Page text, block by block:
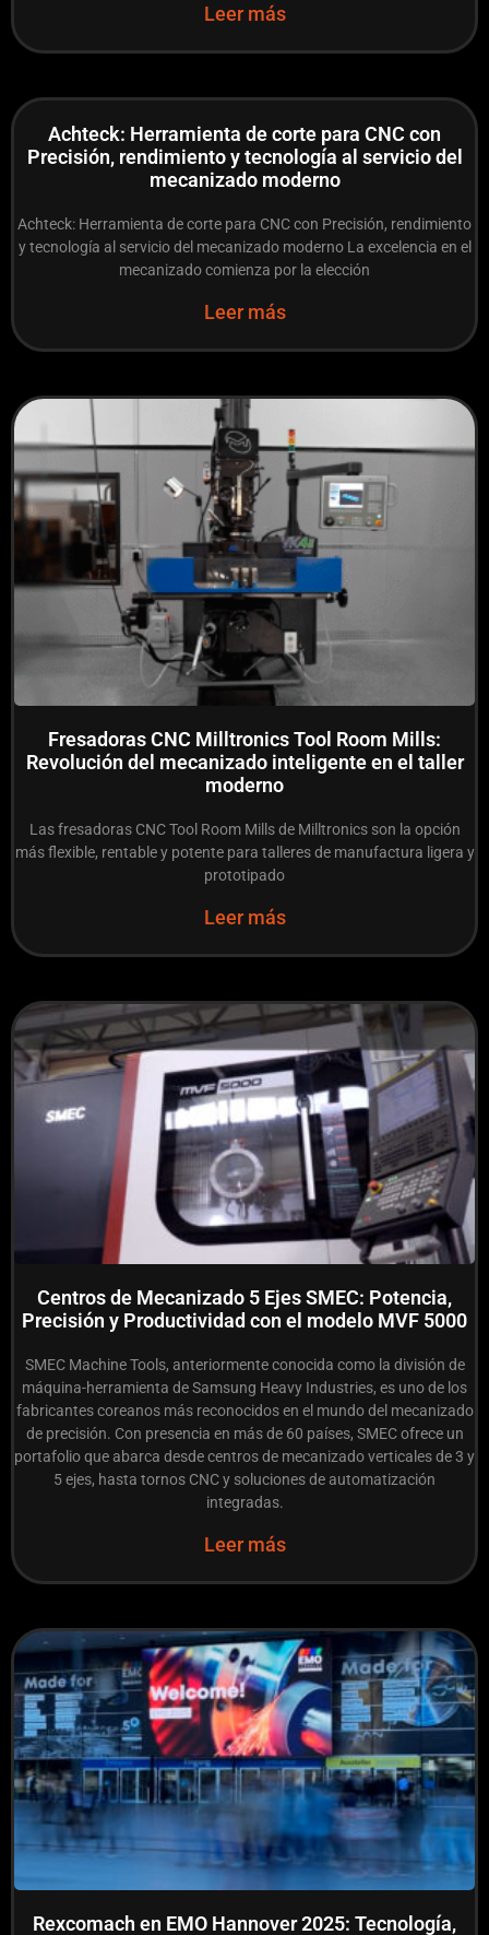
Leer más
Achteck: Herramienta de corte para CNC con
Precisión, rendimiento y tecnología al servicio del
mecanizado moderno
Achteck: Herramienta de corte para CNC con Precisión, rendimiento
y tecnología al servicio del mecanizado moderno La excelencia en el
mecanizado comienza por la elección
Leer más
Fresadoras CNC Milltronics Tool Room Mills:
Revolución del mecanizado inteligente en el taller
moderno
Las fresadoras CNC Tool Room Mills de Milltronics son la opción
más flexible, rentable y potente para talleres de manufactura ligera y
prototipado
Leer más
Centros de Mecanizado 5 Ejes SMEC: Potencia,
Precisión y Productividad con el modelo MVF 5000
SMEC Machine Tools, anteriormente conocida como la división de
máquina-herramienta de Samsung Heavy Industries, es uno de los
fabricantes coreanos más reconocidos en el mundo del mecanizado
de precisión. Con presencia en más de 60 países, SMEC ofrece un
portafolio que abarca desde centros de mecanizado verticales de 3 y
5 ejes, hasta tornos CNC y soluciones de automatización
integradas.
Leer más
Rexcomach en EMO Hannover 2025: Tecnología,